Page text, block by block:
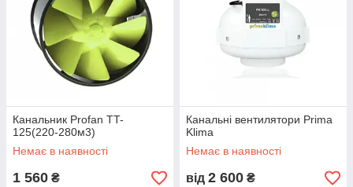
Канальник Profan TT-
125(220-280м3)
Немає в наявності
1 560 ₴
Канальні вентилятори Prima
Klima
Немає в наявності
від 2 600 ₴